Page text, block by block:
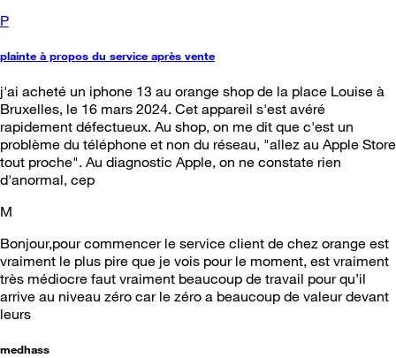
P
plainte à propos du service après vente
j'ai acheté un iphone 13 au orange shop de la place Louise à
Bruxelles, le 16 mars 2024. Cet appareil s'est avéré
rapidement défectueux. Au shop, on me dit que c'est un
problème du téléphone et non du réseau, "allez au Apple Store
tout proche". Au diagnostic Apple, on ne constate rien
d'anormal, cep
M
Bonjour,pour commencer le service client de chez orange est
vraiment le plus pire que je vois pour le moment, est vraiment
très médiocre faut vraiment beaucoup de travail pour qu’il
arrive au niveau zéro car le zéro a beaucoup de valeur devant
leurs
medhass